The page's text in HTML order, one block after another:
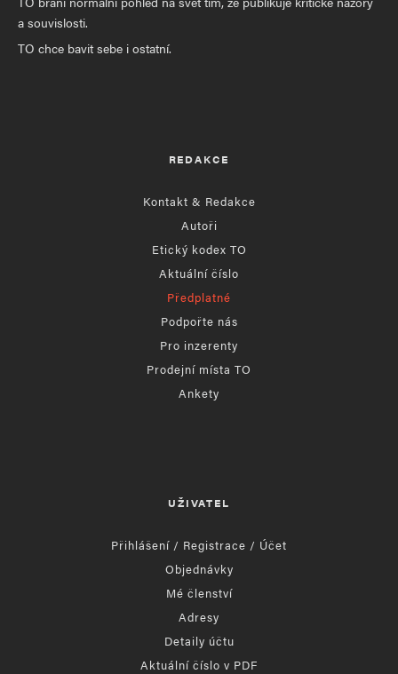
a souvislosti.
TO chce bavit sebe i ostatní.
REDAKCE
Kontakt & Redakce
Autoři
Etický kodex TO
Aktuální číslo
Předplatné
Podpořte nás
Pro inzerenty
Prodejní místa TO
Ankety
UŽIVATEL
Přihlášení / Registrace / Účet
Objednávky
Mé členství
Adresy
Detaily účtu
Aktuální číslo v PDF